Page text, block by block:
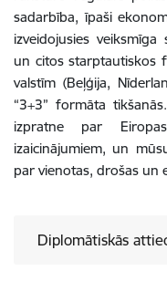
sadarbība, īpaši
izveidojusies veiksmīga
un citos starptautiskos
valstīm (Beļģija,
“3+3” formāta
izpratne par
izaicinājumiem, un
par vienotas, drošas un
Diplomātiskās